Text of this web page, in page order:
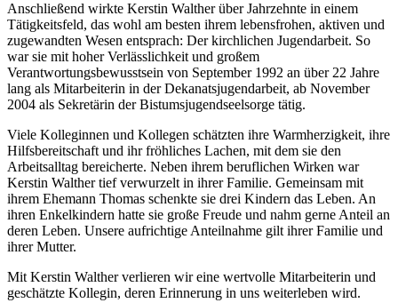
Anschließend wirkte Kerstin Walther über Jahrzehnte in einem
Tätigkeitsfeld, das wohl am besten ihrem lebensfrohen, aktiven und
zugewandten Wesen entsprach: Der kirchlichen Jugendarbeit. So
war sie mit hoher Verlässlichkeit und großem
Verantwortungsbewusstsein von September 1992 an über 22 Jahre
lang als Mitarbeiterin in der Dekanatsjugendarbeit, ab November
2004 als Sekretärin der Bistumsjugendseelsorge tätig.
Viele Kolleginnen und Kollegen schätzten ihre Warmherzigkeit, ihre
Hilfsbereitschaft und ihr fröhliches Lachen, mit dem sie den
Arbeitsalltag bereicherte. Neben ihrem beruflichen Wirken war
Kerstin Walther tief verwurzelt in ihrer Familie. Gemeinsam mit
ihrem Ehemann Thomas schenkte sie drei Kindern das Leben. An
ihren Enkelkindern hatte sie große Freude und nahm gerne Anteil an
deren Leben. Unsere aufrichtige Anteilnahme gilt ihrer Familie und
ihrer Mutter.
Mit Kerstin Walther verlieren wir eine wertvolle Mitarbeiterin und
geschätzte Kollegin, deren Erinnerung in uns weiterleben wird.